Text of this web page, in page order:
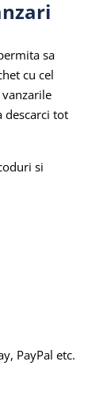
sa
cu cel
descarci tot
si
PayPal etc.